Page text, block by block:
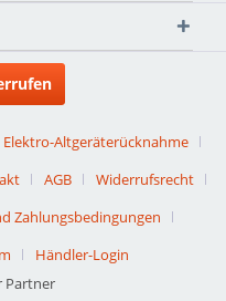
Elektro-Altgeräterücknahme
AGB
Widerrufsrecht
Zahlungsbedingungen
Händler-Login
Partner